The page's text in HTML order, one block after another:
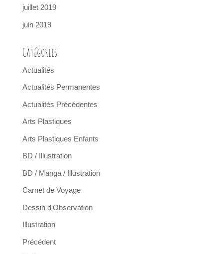
juillet 2019
juin 2019
Catégories
Actualités
Actualités Permanentes
Actualités Précédentes
Arts Plastiques
Arts Plastiques Enfants
BD / Illustration
BD / Manga / Illustration
Carnet de Voyage
Dessin d'Observation
Illustration
Précédent